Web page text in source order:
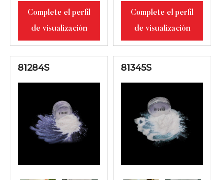
naranja y lila.
81284D
con reflejo de
luz rojo-violeta-
10-60
Complete el perfil
de visualización
Complete el perfil
de visualización
81284S 81345S